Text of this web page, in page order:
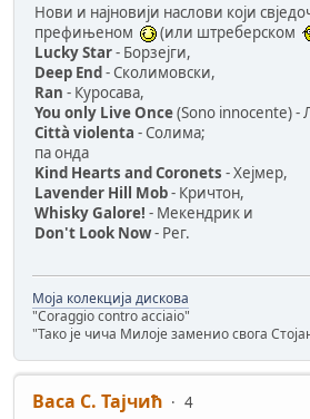
Нови и најновији наслови који
префињеном
(или штреберском
Lucky Star- Борзејги,
Deep End- Сколимовски,
Rаn - Куросава,
You only Live Once(Sono innocente) -
Città violenta - Солима;
па онда
Kind Hearts and Coronets - Хејмер,
Lavender Hill Mob- Кричтон,
Whisky Galore! - Мекендрик и
Don't Look Now- Рег.
Моја колекција дискова
"Coraggio contro acciaio"
"Тако је чича Милоје заменио свога
Васа С. Тајчић
4